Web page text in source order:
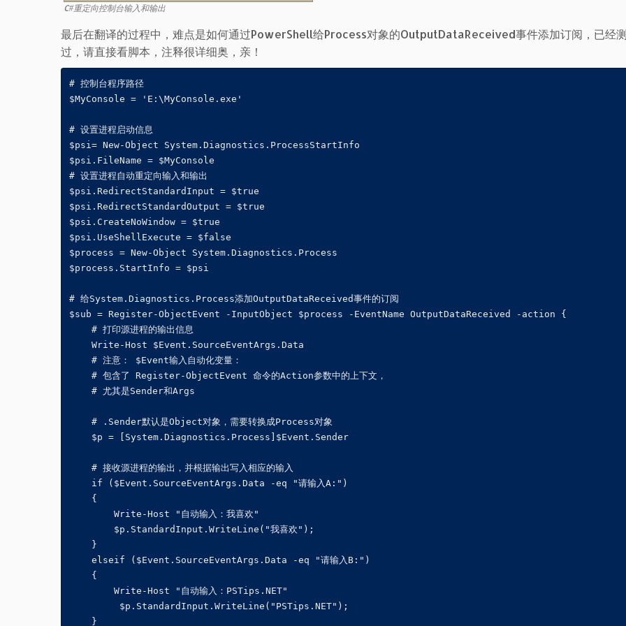
C#重定向控制台输入和输出
最后在翻译的过程中，难点是如何通过PowerShell给Process对象的OutputDataReceived事件添加订阅，已经
过，请直接看脚本，注释很详细奥，亲！
# 控制台程序路径
$MyConsole = 'E:\MyConsole.exe'
# 设置进程启动信息
$psi= New-Object System.Diagnostics.ProcessStartInfo
$psi.FileName = $MyConsole
# 设置进程自动重定向输入和输出
$psi.RedirectStandardInput = $true
$psi.RedirectStandardOutput = $true
$psi.CreateNoWindow = $true
$psi.UseShellExecute = $false
$process = New-Object System.Diagnostics.Process
$process.StartInfo = $psi
# 给System.Diagnostics.Process添加OutputDataReceived事件的订阅
$sub = Register-ObjectEvent -InputObject $process -EventName OutputDataReceived -action {
    # 打印源进程的输出信息
    Write-Host $Event.SourceEventArgs.Data
    # 注意： $Event输入自动化变量：
    # 包含了 Register-ObjectEvent 命令的Action参数中的上下文，
    # 尤其是Sender和Args
    # .Sender默认是Object对象，需要转换成Process对象
    $p = [System.Diagnostics.Process]$Event.Sender
    # 接收源进程的输出，并根据输出写入相应的输入
    if ($Event.SourceEventArgs.Data -eq "请输入A:")
    {
        Write-Host "自动输入：我喜欢"
        $p.StandardInput.WriteLine("我喜欢");
    }
    elseif ($Event.SourceEventArgs.Data -eq "请输入B:")
    {
        Write-Host "自动输入：PSTips.NET"
         $p.StandardInput.WriteLine("PSTips.NET");
    }